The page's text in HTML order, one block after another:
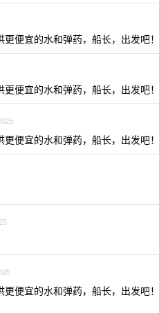
便宜的水和弹药，船长，出发吧！
便宜的水和弹药，船长，出发吧！
便宜的水和弹药，船长，出发吧！
便宜的水和弹药，船长，出发吧！